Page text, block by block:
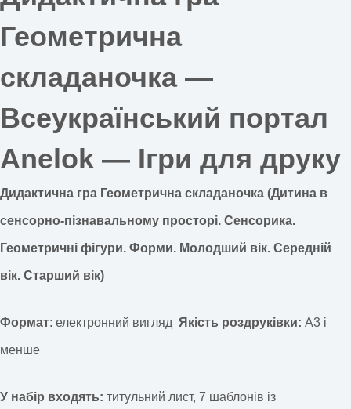
Геометрична
складаночка —
Всеукраїнський портал
Anelok — Ігри для друку
Дидактична гра Геометрична складаночка (Дитина в
сенсорно-пізнавальному просторі. Сенсорика.
Геометричні фігури. Форми. Молодший вік. Середній
вік. Старший вік)
Формат: електронний вигляд Якість роздруківки: А3 і
менше
У набір входять: титульний лист, 7 шаблонів із